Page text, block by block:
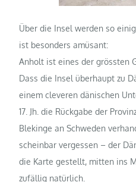
Über die Insel werden so
ist besonders amüsant:
Anholt ist eines der grössten
Dass die Insel überhaupt zu
einem cleveren dänischen
17. Jh. die Rückgabe der
Blekinge an Schweden
scheinbar vergessen – der
die Karte gestellt, mitten ins
zufällig natürlich.